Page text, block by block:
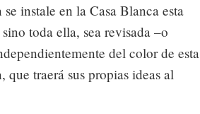
instale en la Casa Blanca esta
toda ella, sea revisada –o
del color de esta
traerá sus propias ideas al